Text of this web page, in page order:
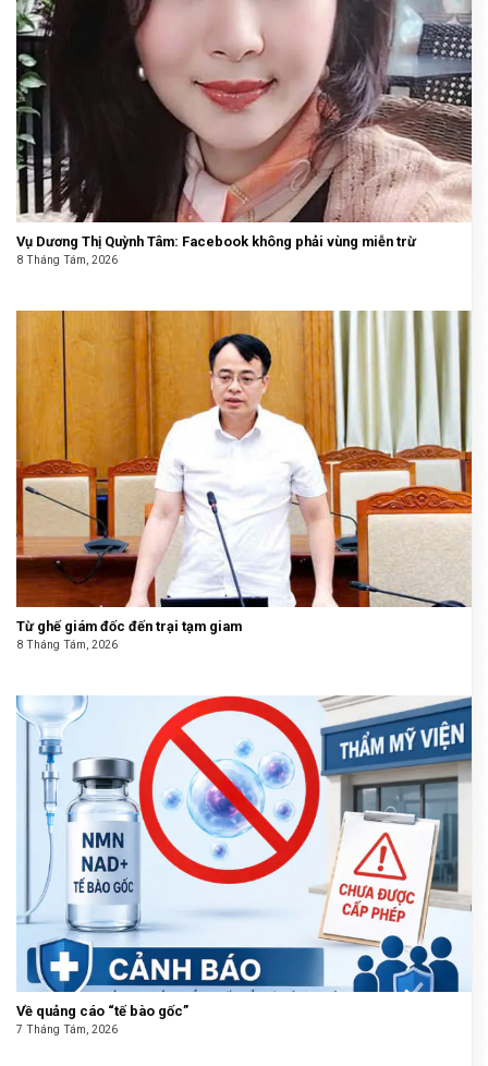
Vụ Dương Thị Quỳnh Tâm: Facebook không phải vùng miễn trừ
8 Tháng Tám, 2026
Từ ghế giám đốc đến trại tạm giam
8 Tháng Tám, 2026
Về quảng cáo “tế bào gốc”
7 Tháng Tám, 2026